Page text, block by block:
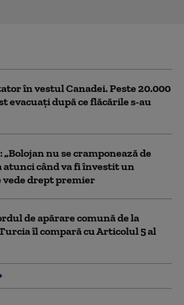
în vestul Canadei. Peste 20.000
evacuați după ce flăcările s-au
nu se cramponează de
atunci când va fi învestit un
vede drept premier
de apărare comună de la
Turcia îl compară cu Articolul 5 al